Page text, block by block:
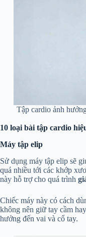
Tập cardio ảnh
10 loại bài tập cardio
Máy tập elip
Sử dụng máy tập elip sẽ
quá nhiều tới các khớp
này hỗ trợ cho quá trình
Chiếc máy này có cách
không nên giữ tay cầm
hưởng đến vai và cổ tay.